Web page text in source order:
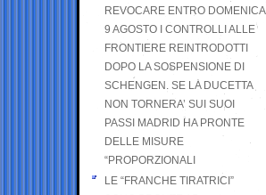
REVOCARE ENTRO DOMENICA
9 AGOSTO I CONTROLLI ALLE
FRONTIERE REINTRODOTTI
DOPO LA SOSPENSIONE DI
SCHENGEN. SE LA DUCETTA
NON TORNERA’ SUI SUOI
PASSI MADRID HA PRONTE
DELLE MISURE
“PROPORZIONALI
LE “FRANCHE TIRATRICI”